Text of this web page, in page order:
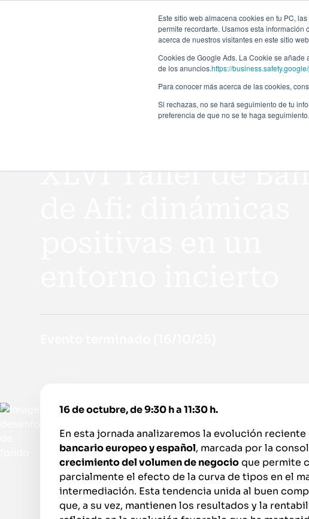
Este sitio web almacena cookies en tu PC,
permite recordarte. Usamos esta
acerca de nuestros visitantes en este sitio
Cookies de Google Ads. La Cookie se
de los anuncios.https://
Para conocer más acerca de las cookies,
Si rechazas, no se hará seguimiento de tu
preferencia de que no se te haga seguimiento.
XLVI Taller de
16 de octubre, de 9:30 h a 11:30 h.
En esta jornada analizaremos la evolución
bancario europeo y español, marcada por la
crecimiento del volumen de negocioque permite
parcialmente el efecto de la curva de tipos en el
intermediación. Esta tendencia unida al buen
que, a su vez, mantienen los resultados y la